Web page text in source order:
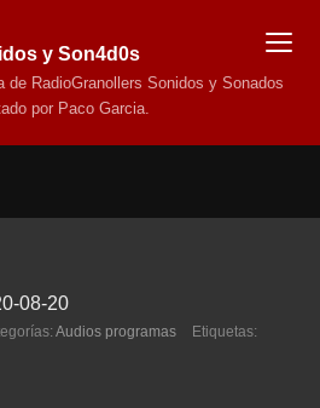
y Son4d0s
de RadioGranollers Sonidos y Sonados
por Paco Garcia.
08-20
Audios programas
Etiquetas: